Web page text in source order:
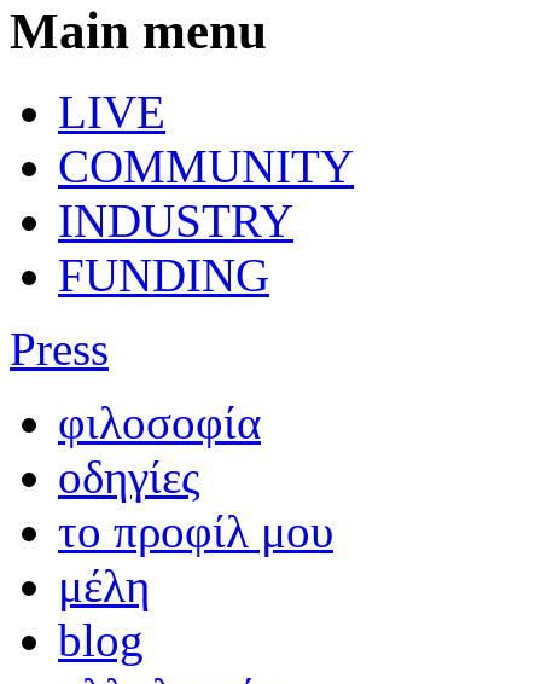
Main menu
LIVE
COMMUNITY
INDUSTRY
FUNDING
Press
φιλοσοφία
οδηγίες
το προφίλ μου
μέλη
blog